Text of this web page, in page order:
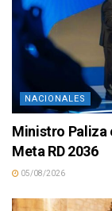
NACIONALES
Ministro Paliza
Meta RD 2036
05/08/2026